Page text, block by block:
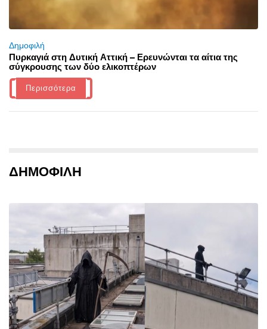
Δημοφιλή
Πυρκαγιά στη Δυτική Αττική – Ερευνώνται τα αίτια της
σύγκρουσης των δύο ελικοπτέρων
Περισσότερα
ΔΗΜΟΦΙΛΗ